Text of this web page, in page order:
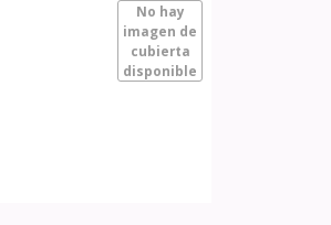
No hay
imagen de
cubierta
disponible